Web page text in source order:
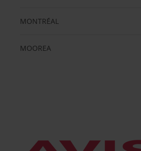
MONTRÉAL
MOOREA